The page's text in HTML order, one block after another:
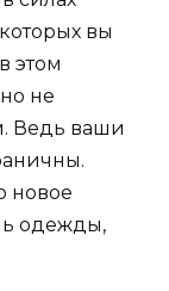
вы
этом
не
Ведь ваши
новое
одежды,